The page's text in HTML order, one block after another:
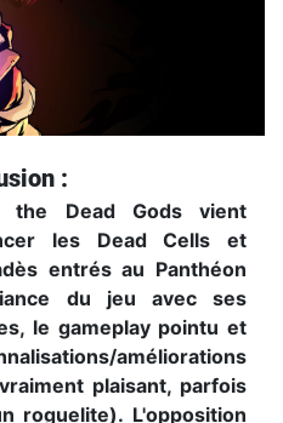
:
the Dead Gods vient
les Dead Cells et
entrés au Panthéon
du jeu avec ses
le gameplay pointu et
améliorations
plaisant, parfois
roguelite). L'opposition